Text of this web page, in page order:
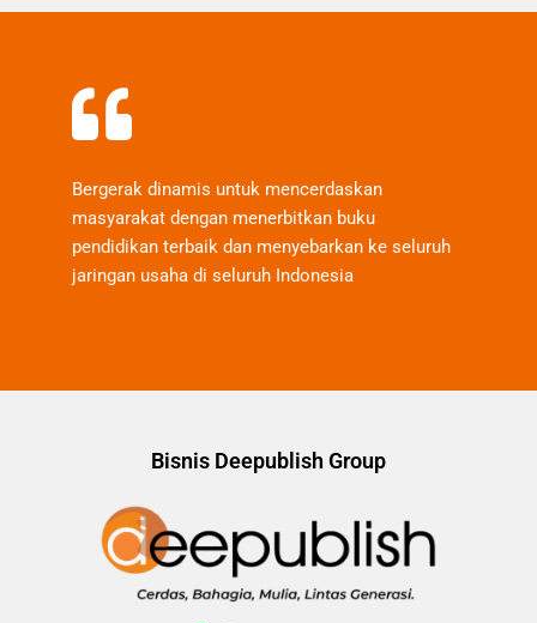
Bergerak dinamis untuk mencerdaskan
masyarakat dengan menerbitkan buku
pendidikan terbaik dan menyebarkan ke seluruh
jaringan usaha di seluruh Indonesia
Bisnis Deepublish Group